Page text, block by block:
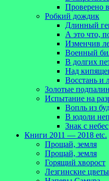
Проверено
Робкий дождик
Длинный
А это что,
Изменчив
Военный
В долгих
Над
Восстань и
Золотые
Испытание на
Вопль из
В юдоли
Знак с небес
Книги 2011 — 2018 etc.
Прощай, земля
Прощай, земля
Горящий хворост
Лезгинские цветы